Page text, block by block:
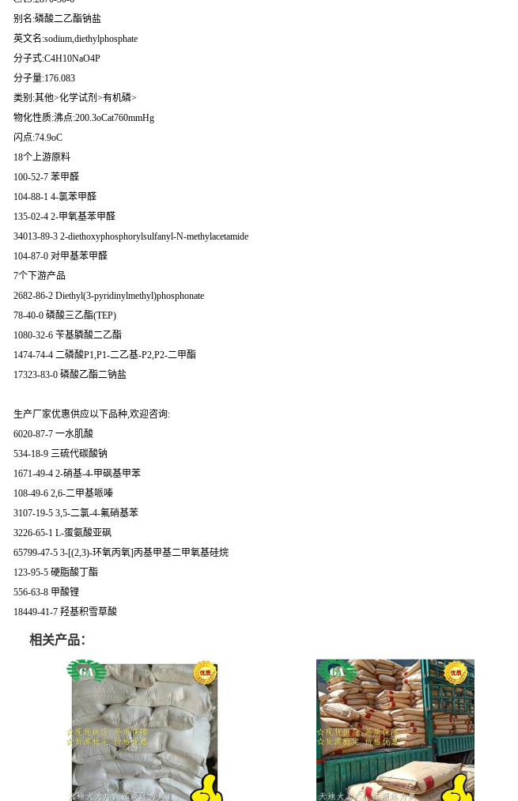
别名:磷酸二乙酯钠盐
英文名:sodium,diethylphosphate
分子式:C4H10NaO4P
分子量:176.083
类别:其他>化学试剂>有机磷>
物化性质:沸点:200.3oCat760mmHg
闪点:74.9oC
18个上游原料
100-52-7 苯甲醛
104-88-1 4-氯苯甲醛
135-02-4 2-甲氧基苯甲醛
34013-89-3 2-diethoxyphosphorylsulfanyl-N-methylacetamide
104-87-0 对甲基苯甲醛
7个下游产品
2682-86-2 Diethyl(3-pyridinylmethyl)phosphonate
78-40-0 磷酸三乙酯(TEP)
1080-32-6 苄基膦酸二乙酯
1474-74-4 二磷酸P1,P1-二乙基-P2,P2-二甲酯
17323-83-0 磷酸乙酯二钠盐
生产厂家优惠供应以下品种,欢迎咨询:
6020-87-7 一水肌酸
534-18-9 三硫代碳酸钠
1671-49-4 2-硝基-4-甲砜基甲苯
108-49-6 2,6-二甲基哌嗪
3107-19-5 3,5-二氯-4-氟硝基苯
3226-65-1 L-蛋氨酸亚砜
65799-47-5 3-[(2,3)-环氧丙氧]丙基甲基二甲氧基硅烷
123-95-5 硬脂酸丁酯
556-63-8 甲酸锂
18449-41-7 羟基积雪草酸
相关产品：